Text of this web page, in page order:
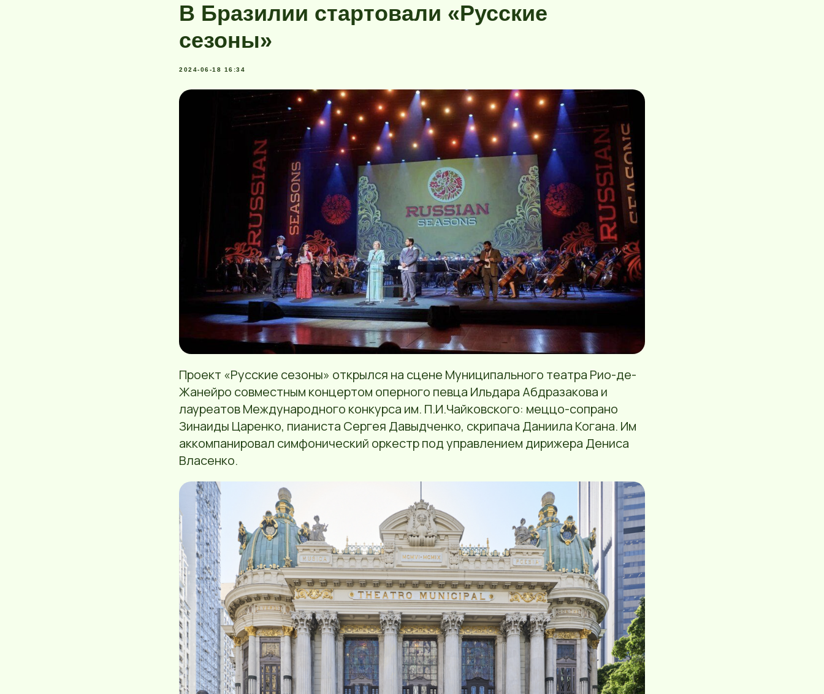
В Бразилии стартовали «Русские
сезоны»
2024-06-18 16:34
Проект «Русские сезоны» открылся на сцене Муниципального театра Рио-де-
Жанейро совместным концертом оперного певца Ильдара Абдразакова и
лауреатов Международного конкурса им. П.И.Чайковского: меццо-сопрано
Зинаиды Царенко, пианиста Сергея Давыдченко, скрипача Даниила Когана. Им
аккомпанировал симфонический оркестр под управлением дирижера Дениса
Власенко.